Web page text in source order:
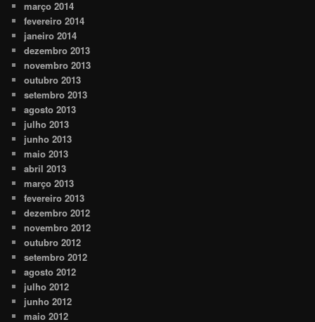
março 2014
fevereiro 2014
janeiro 2014
dezembro 2013
novembro 2013
outubro 2013
setembro 2013
agosto 2013
julho 2013
junho 2013
maio 2013
abril 2013
março 2013
fevereiro 2013
dezembro 2012
novembro 2012
outubro 2012
setembro 2012
agosto 2012
julho 2012
junho 2012
maio 2012